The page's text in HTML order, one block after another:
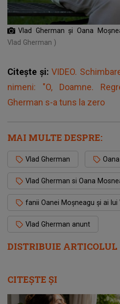
DISTRIBUIE ARTICOLUL
Vlad Gherman și Oana
Vlad Gherman )
Citește și:VIDEO.
nimeni: "O, Doamne.
Gherman s-a tuns la zero
MAI MULTE DESPRE:
Vlad Gherman
Vlad Gherman si Oana
fanii Oanei Moșneagu și ai lui
Vlad Gherman anunt
CITEȘTE ȘI